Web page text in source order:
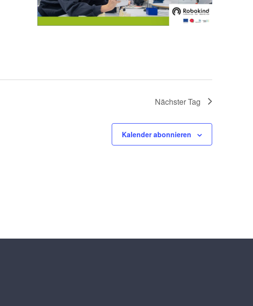
Nächster Tag
Kalender abonnieren